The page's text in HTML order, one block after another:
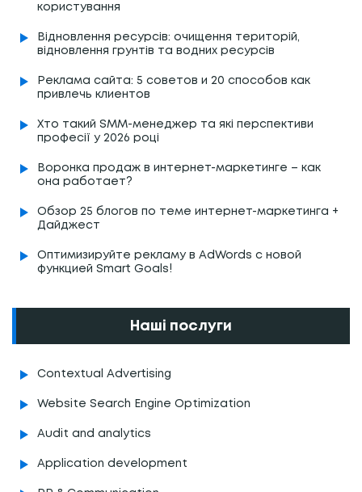
користування
Відновлення ресурсів: очищення територій,
відновлення грунтів та водних ресурсів
Реклама сайта: 5 советов и 20 способов как
привлечь клиентов
Хто такий SMM-менеджер та які перспективи
професії у 2026 році
Воронка продаж в интернет-маркетинге – как
она работает?
Обзор 25 блогов по теме интернет-маркетинга +
Дайджест
Оптимизируйте рекламу в AdWords с новой
функцией Smart Goals!
Наші послуги
Contextual Advertising
Website Search Engine Optimization
Audit and analytics
Application development